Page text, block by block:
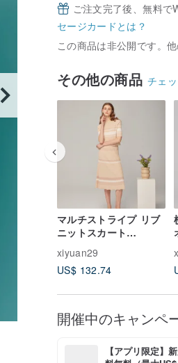
ご注文完了後、無料で
セージカードとは？
この商品は非公開です。
その他の商品 チェ
マルチストライプ リブ
ニットスカート
xiyuan29
US$ 132.74
開催中のキャンペ
【アプリ限定】